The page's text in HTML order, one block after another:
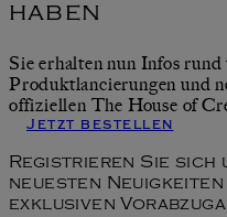
haben
Sie erhalten nun Infos
Produktlancierungen und
offiziellen The House of
Jetzt bestellen
Registrieren Sie sich
neuesten
exklusiven